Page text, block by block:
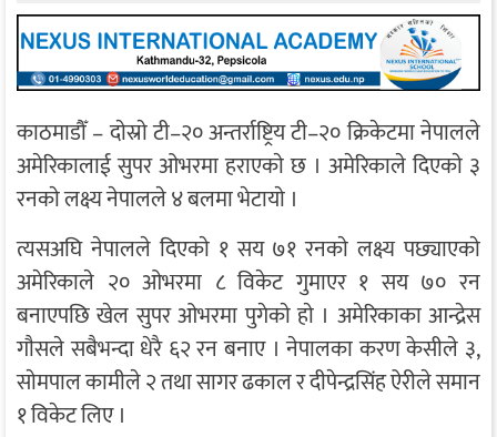
काठमाडौँ – दाेस्राे टी–२० अन्तर्राष्ट्रिय टी–२० क्रिकेटमा नेपालले
अमेरिकालाई सुपर ओभरमा हराएकाे छ । अमेरिकाले दिएकाे ३
रनकाे लक्ष्य नेपालले ४ बलमा भेटायाे ।
त्यसअघि नेपालले दिएकाे १ सय ७१ रनकाे लक्ष्य पछ्याएकाे
अमेरिकाले २० ओभरमा ८ विकेट गुमाएर १ सय ७० रन
बनाएपछि खेल सुपर ओभरमा पुगेकाे हाे । अमेरिकाका आन्द्रेस
गाैसले सबैभन्दा धेरै ६२ रन बनाए । नेपालका करण केसीले ३,
साेमपाल कामीले २ तथा सागर ढकाल र दीपेन्द्रसिंह ऐरीले समान
१ विकेट लिए ।